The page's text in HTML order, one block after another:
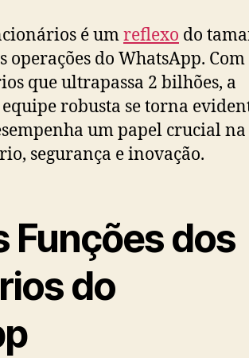
é umreflexo do
operações do WhatsApp.
que ultrapassa 2 bilhões, a
robusta se torna
um papel crucial na
segurança e inovação.
Funções dos
do